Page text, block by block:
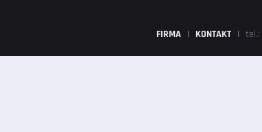
FIRMA | KONTAKT | tel.: